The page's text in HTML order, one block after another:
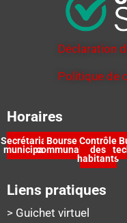
Déclaration
Politique de
Horaires
Secrétariat
municipal
Bourse
communale
Contrôle
des
habitants
Liens pratiques
> Guichet virtuel